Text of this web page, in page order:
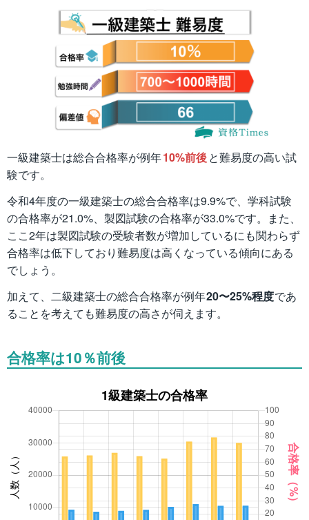
一級建築士は総合合格率が例年10%前後と難易度の高い試
験です。
令和4年度の一級建築士の総合合格率は9.9%で、学科試験
の合格率が21.0%、製図試験の合格率が33.0%です。また、
ここ2年は製図試験の受験者数が増加しているにも関わらず
合格率は低下しており難易度は高くなっている傾向にある
でしょう。
加えて、二級建築士の総合合格率が例年20〜25%程度であ
ることを考えても難易度の高さが伺えます。
合格率は10％前後